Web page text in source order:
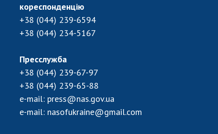
кореспонденцію
+38 (044) 239-6594
+38 (044) 234-5167
Пресслужба
+38 (044) 239-67-97
+38 (044) 239-65-88
e-mail: press@nas.gov.ua
e-mail: nasofukraine@gmail.com